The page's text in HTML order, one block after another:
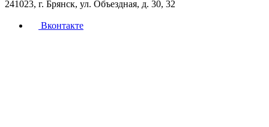
241023, г. Брянск, ул. Объездная, д. 30, 32
Вконтакте